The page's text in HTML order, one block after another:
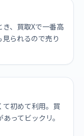
き、買取Xで一番高
られるので売り
て初めて利用。買
ってビックリ。